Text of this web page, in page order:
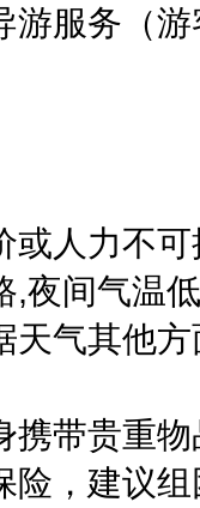
游服务（
或人力不
,夜间气温
天气其他
携带贵重物
险，建议